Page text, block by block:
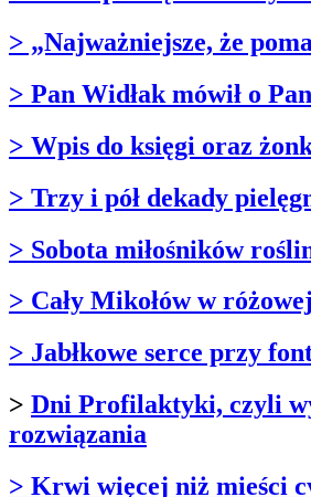
> „Najważniejsze, że
> Pan Widłak mówił o
> Wpis do księgi oraz
> Trzy i pół dekady
> Sobota miłośników
> Cały Mikołów w
> Jabłkowe serce przy
> Dni Profilaktyki, czyli
rozwiązania
> Krwi więcej niż mieści